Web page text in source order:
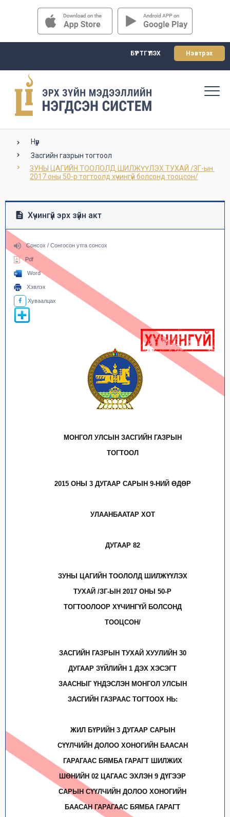
БҮРТГҮҮЛЭХ Нэвтрэх
Нүүр
Засгийн газрын тогтоол
ЗУНЫ ЦАГИЙН ТООЛОЛД ШИЛЖҮҮЛЭХ ТУХАЙ /ЗГ-ын
2017 оны 50-р тогтоолд хүчингүй болсонд тооцсон/
Хүчингүй эрх зүйн акт
Сонсох / Сонгосон утга сонсох
Pdf
Word
Хэвлэх
Хуваалцах
МОНГОЛ УЛСЫН ЗАСГИЙН ГАЗРЫН
ТОГТООЛ
2015 ОНЫ 3 ДУГААР САРЫН 9-НИЙ ӨДӨР
УЛААНБААТАР ХОТ
ДУГААР 82
ЗУНЫ ЦАГИЙН ТООЛОЛД ШИЛЖҮҮЛЭХ
ТУХАЙ /ЗГ-ЫН 2017 ОНЫ 50-Р
ТОГТООЛООР ХҮЧИНГҮЙ БОЛСОНД
ТООЦСОН/
ЗАСГИЙН ГАЗРЫН ТУХАЙ ХУУЛИЙН 30
ДУГААР ЗҮЙЛИЙН 1 ДЭХ ХЭСЭГТ
ЗААСНЫГ ҮНДЭСЛЭН МОНГОЛ УЛСЫН
ЗАСГИЙН ГАЗРААС ТОГТООХ НЬ:
ЖИЛ БҮРИЙН 3 ДУГААР САРЫН
СҮҮЛЧИЙН ДОЛОО ХОНОГИЙН БААСАН
ГАРАГААС БЯМБА ГАРАГТ ШИЛЖИХ
ШӨНИЙН 02 ЦАГААС ЭХЛЭН 9 ДҮГЭЭР
САРЫН СҮҮЛЧИЙН ДОЛОО ХОНОГИЙН
БААСАН ГАРАГААС БЯМБА ГАРАГТ